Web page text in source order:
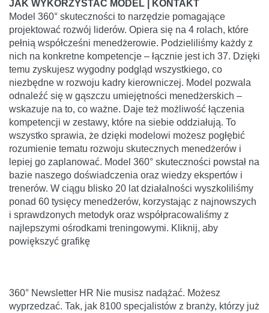
JAK WYKORZYSTAĆ MODEL | KONTAKT
Model 360° skuteczności to narzędzie pomagające
projektować rozwój liderów. Opiera się na 4 rolach, które
pełnią współcześni menedżerowie. Podzieliliśmy każdy z
nich na konkretne kompetencje – łącznie jest ich 37. Dzięki
temu zyskujesz wygodny podgląd wszystkiego, co
niezbędne w rozwoju kadry kierowniczej. Model pozwala
odnaleźć się w gąszczu umiejętności menedżerskich –
wskazuje na to, co ważne. Daje też możliwość łączenia
kompetencji w zestawy, które na siebie oddziałują. To
wszystko sprawia, że dzięki modelowi możesz pogłębić
rozumienie tematu rozwoju skutecznych menedżerów i
lepiej go zaplanować. Model 360° skuteczności powstał na
bazie naszego doświadczenia oraz wiedzy ekspertów i
trenerów. W ciągu blisko 20 lat działalności wyszkoliliśmy
ponad 60 tysięcy menedżerów, korzystając z najnowszych
i sprawdzonych metodyk oraz współpracowaliśmy z
najlepszymi ośrodkami treningowymi. Kliknij, aby
powiększyć grafikę
360° Newsletter HR Nie musisz nadążać. Możesz
wyprzedzać. Tak, jak 8100 specjalistów z branży, którzy już